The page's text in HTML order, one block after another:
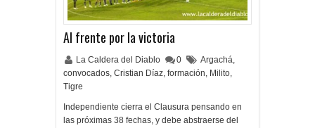
Al frente por la victoria
La Caldera del Diablo 0 Argachá,
convocados, Cristian Díaz, formación, Milito,
Tigre
Independiente cierra el Clausura pensando en
las próximas 38 fechas, y debe abstraerse del